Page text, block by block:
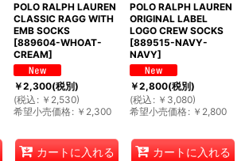
POLO RALPH LAUREN
CLASSIC RAGG WITH
EMB SOCKS
[889604-WHOAT-
CREAM]
￥2,300(税別)
(税込 : ￥ 2,530)
希望小売価格: ￥ 2,300
カートに入れる
POLO RALPH LAUREN
ORIGINAL LABEL
LOGO CREW SOCKS
[889515-NAVY-
NAVY]
￥2,800(税別)
(税込 : ￥ 3,080)
希望小売価格: ￥ 2,800
カートに入れる